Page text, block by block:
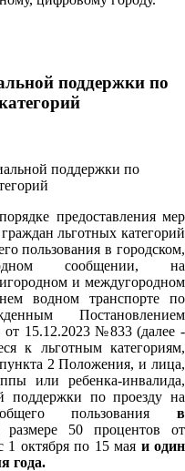
поддержки по
предоставления мер
льготных категорий
пользования в городском,
сообщении, на
и междугородном
водном транспорте по
Постановлением
от 15.12.2023 №833 (далее -
к льготным категориям,
2 Положения, и лица,
или ребенка-инвалида,
поддержки по проезду на
пользования в
50 процентов от
1 октября по 15 мая и один
года.